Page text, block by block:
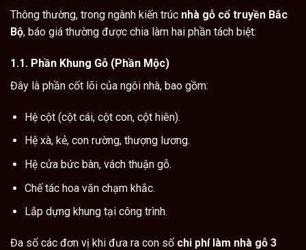
Thông thường, trong ngành kiến trúc nhà gỗ cổ truyền Bắc
Bộ, báo giá thường được chia làm hai phần tách biệt:
1.1. Phần Khung Gỗ (Phần Mộc)
Đây là phần cốt lõi của ngôi nhà, bao gồm:
Hệ cột (cột cái, cột con, cột hiên).
Hệ xà, kẻ, con rường, thượng lương.
Hệ cửa bức bàn, vách thuận gỗ.
Chế tác hoa văn chạm khắc.
Lắp dựng khung tại công trình.
Đa số các đơn vị khi đưa ra con số chi phí làm nhà gỗ 3